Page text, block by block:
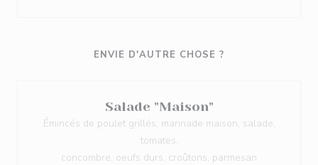
ENVIE D'AUTRE CHOSE ?
Salade "Maison"
Émincés de poulet grillés, marinade maison, salade,
tomates,
concombre, oeufs durs, croûtons, parmesan